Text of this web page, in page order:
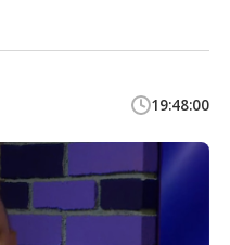
19:48:00